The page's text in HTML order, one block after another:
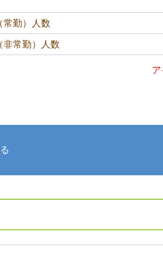
常勤）人数
非常勤）人数